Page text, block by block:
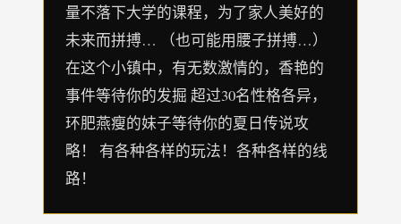
量不落下大学的课程，为了家人美好的
未来而拼搏… （也可能用腰子拼搏…）
在这个小镇中，有无数激情的，香艳的
事件等待你的发掘 超过30名性格各异，
环肥燕瘦的妹子等待你的夏日传说攻
略！ 有各种各样的玩法！各种各样的线
路！